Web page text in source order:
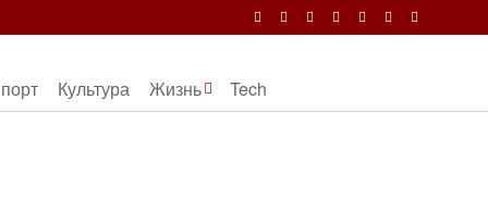
Культура Жизнь Tech